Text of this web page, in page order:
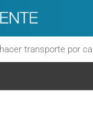
transporte por